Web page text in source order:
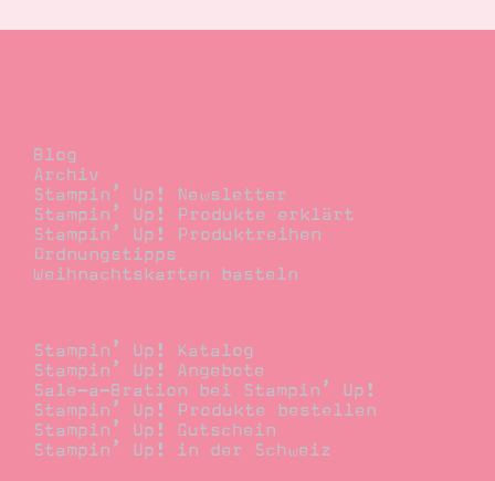
Blog
Archiv
Stampin’ Up! Newsletter
Stampin’ Up! Produkte erklärt
Stampin’ Up! Produktreihen
Ordnungstipps
Weihnachtskarten basteln
Stampin’ Up! Katalog
Stampin’ Up! Angebote
Sale-a-Bration bei Stampin’ Up!
Stampin’ Up! Produkte bestellen
Stampin’ Up! Gutschein
Stampin’ Up! in der Schweiz